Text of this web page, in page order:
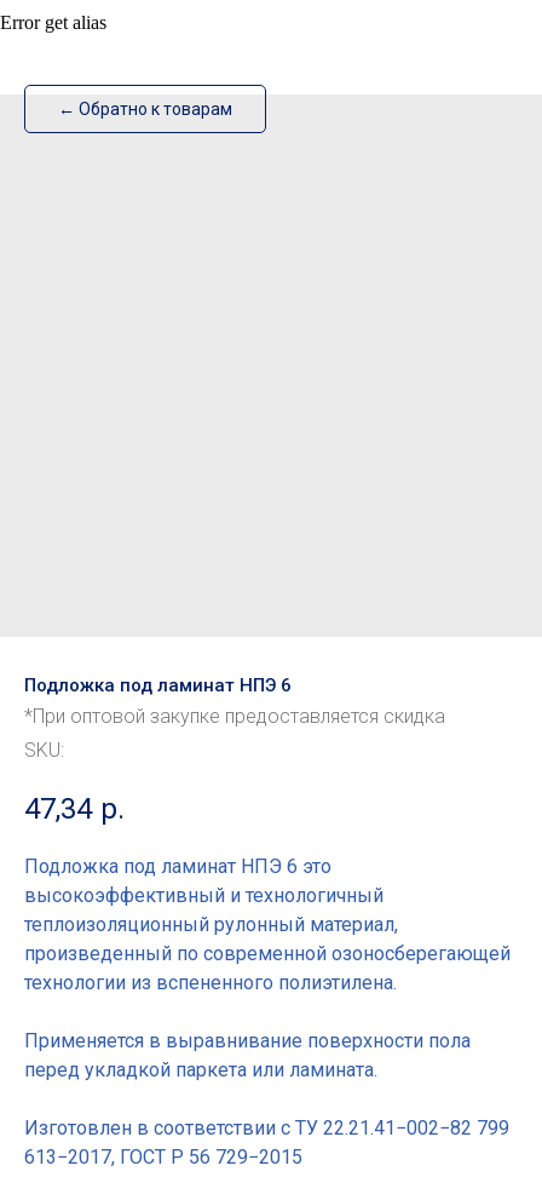
ИзотехПро
← Обратно к товарам
Error get alias
Подложка под ламинат НПЭ 6
*При оптовой закупке предоставляется скидка
SKU:
47,34 р.
Подложка под ламинат НПЭ 6 это
высокоэффективный и технологичный
теплоизоляционный рулонный материал,
произведенный по современной озоносберегающей
технологии из вспененного полиэтилена.
Применяется в выравнивание поверхности пола
перед укладкой паркета или ламината.
Изготовлен в соответствии с ТУ 22.21.41−002−82 799
613−2017, ГОСТ Р 56 729−2015